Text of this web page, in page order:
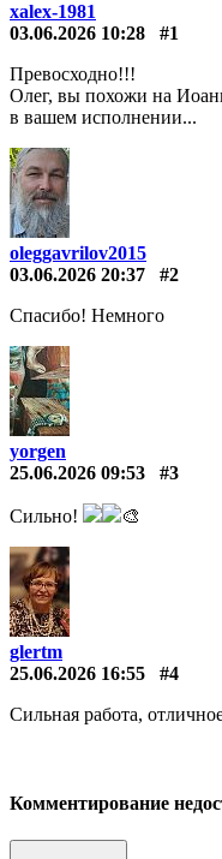
xalex-1981
03.06.2026 10:28
#1
Превосходно!!!
Олег, вы похожи на
в вашем исполнении...
oleggavrilov2015
03.06.2026 20:37
#2
Спасибо! Немного
yorgen
25.06.2026 09:53
#3
Сильно! 🎨
glertm
25.06.2026 16:55
#4
Сильная работа,
Комментирование